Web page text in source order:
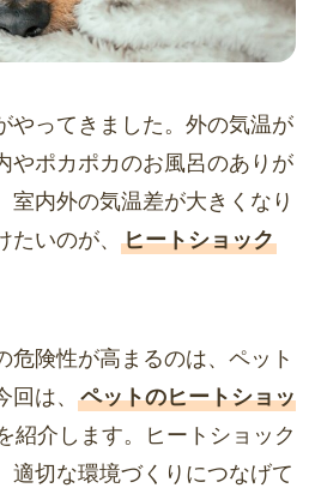
やってきました。外の気温が
やポカポカのお風呂のありが
室内外の気温差が大きくなり
いのが、 ヒートショック
危険性が高まるのは、ペット
は、 ペットのヒートショッ
紹介します。ヒートショック
適切な環境づくりにつなげて